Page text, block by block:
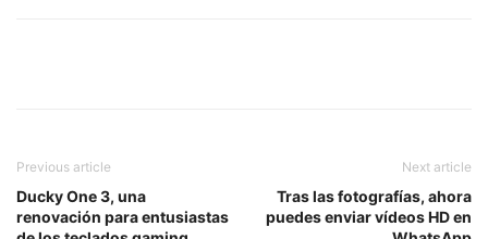
Previous article
Ducky One 3, una
renovación para entusiastas
Next article
Tras las fotografías, ahora
puedes enviar vídeos HD en